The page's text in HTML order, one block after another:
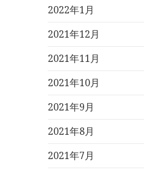
2022年1月
2021年12月
2021年11月
2021年10月
2021年9月
2021年8月
2021年7月